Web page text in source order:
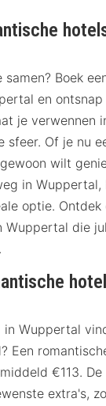
Boek
en
je verwennen
sfeer. Of je nu
wilt
in Wuppertal,
optie.
Wuppertal die
in Wuppertal
Een
€113.
extra's,